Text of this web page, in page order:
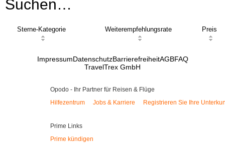
Suchen…
Sterne-Kategorie Weiterempfehlungsrate Preis
ImpressumDatenschutzBarrierefreiheitAGBFAQ
TravelTrex GmbH